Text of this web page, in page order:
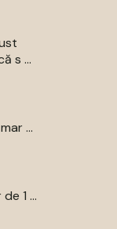
s ...
...
1 ...